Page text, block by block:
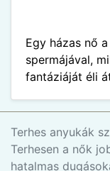
Egy házas nő
spermájával,
fantáziáját éli
Terhes anyukák
Terhesen a nők
hatalmas